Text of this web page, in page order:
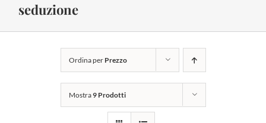
seduzione
Ordina per Prezzo
Mostra9 Prodotti